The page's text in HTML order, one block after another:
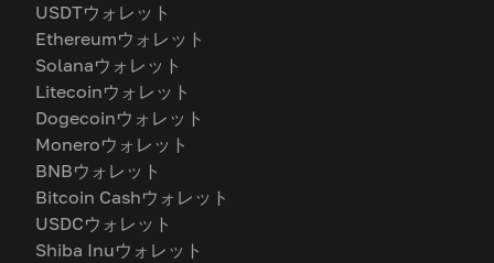
USDTウォレット
Ethereumウォレット
Solanaウォレット
Litecoinウォレット
Dogecoinウォレット
Moneroウォレット
BNBウォレット
Bitcoin Cashウォレット
USDCウォレット
Shiba Inuウォレット